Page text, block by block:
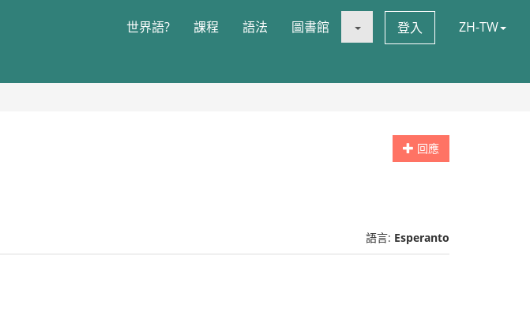
世界語? 課程 語法 圖書館 登入 ZH-TW
回應
語言: Esperanto